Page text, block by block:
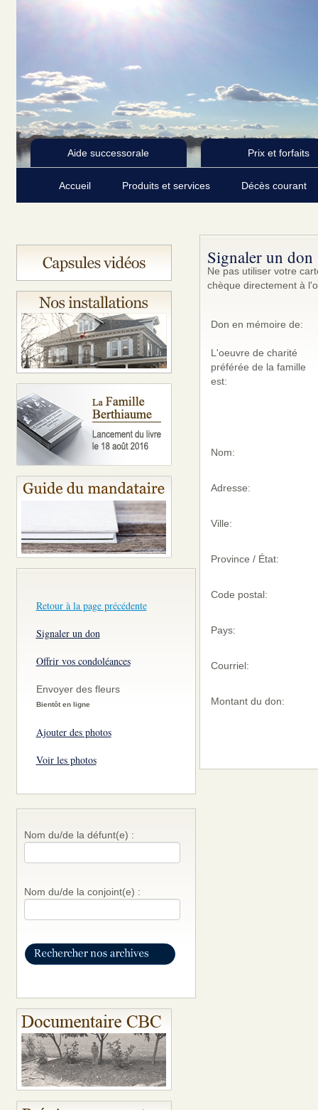
Aide successorale Prix et forfaits
Accueil Produits et services Décès courant
Retour à la page précédente
Signaler un don
Offrir vos condoléances
Envoyer des fleurs
Bientôt en ligne
Ajouter des photos
Voir les photos
Nom du/de la défunt(e) :
Nom du/de la conjoint(e) :
Signaler un don
Ne pas utiliser votre
chèque directement à
Don en mémoire de:
L'oeuvre de charité
préférée de la famille
est:
Nom:
Adresse:
Ville:
Province / État:
Code postal:
Pays:
Courriel:
Montant du don: